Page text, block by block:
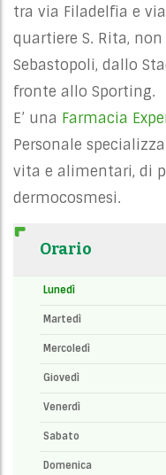
tra via Filadelfia e
quartiere S. Rita,
Sebastopoli, dallo
fronte allo Sporting.
E’ una Farmacia
Personale
vita e alimentari, di
dermocosmesi.
Orario
Lunedì
Martedì
Mercoledì
Giovedì
Venerdì
Sabato
Domenica